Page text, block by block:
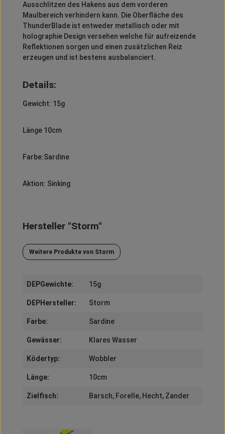
Ausschlitzen des Hakens aus dem vorderen
Maulbereich verhindern kann. Die Oberfläche des
ThunderBlade ist entweder metallisch oder mit
holographie Design versehen welche für aufreizende
Reflektionen sorgen und einen zusätzlichen Reiz
erzeugen und ist bestens ausbalanciert.
Details:
Gewicht: 15g
Länge 10cm
Farbe:Sardine
Aktion: Sinking
Hersteller "Storm"
Storm Luresist eine renommierte Angelmarke, die
Weitere Produkte von Storm
DEPGewichte: 15g
DEPHersteller: Storm
Farbe: Sardine
Gewässer: Klares Wasser
Ködertyp: Wobbler
Länge: 10cm
Zielfisch: Barsch, Forelle, Hecht, Zander